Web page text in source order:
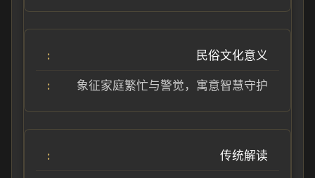
民俗文化意义
象征家庭繁忙与警觉，寓意智慧守护
传统解读